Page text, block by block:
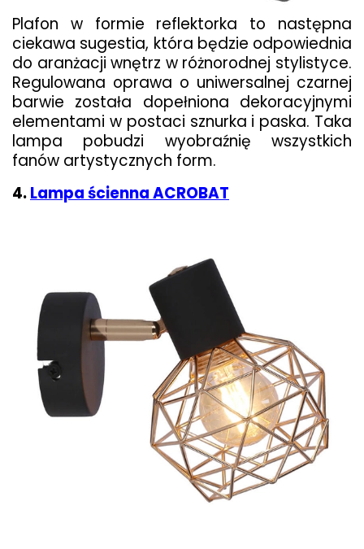
Plafon w formie reflektorka to następna
ciekawa sugestia, która będzie odpowiednia
do aranżacji wnętrz w różnorodnej stylistyce.
Regulowana oprawa o uniwersalnej czarnej
barwie została dopełniona dekoracyjnymi
elementami w postaci sznurka i paska. Taka
lampa pobudzi wyobraźnię wszystkich
fanów artystycznych form.
4.Lampa ścienna ACROBAT